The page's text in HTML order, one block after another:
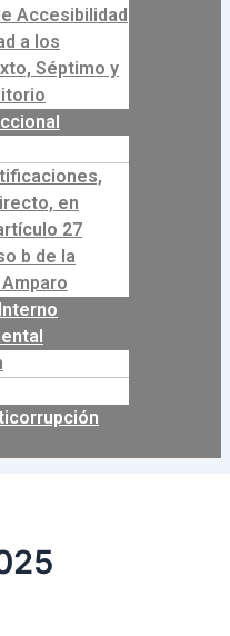
Accesibilidad
a los
Séptimo y
en
27
b de la